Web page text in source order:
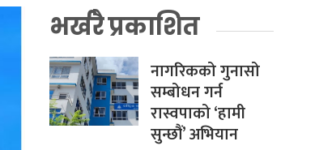
भर्खरै प्रकाशित
नागरिकको गुनासो
सम्बोधन गर्न
रास्वपाको ‘हामी
सुन्छौं’ अभियान